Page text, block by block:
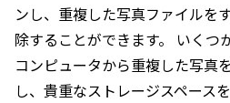
ンし、重複した写真ファイルを
除することができます。 いくつ
コンピュータから重複した写真
し、貴重なストレージスペース